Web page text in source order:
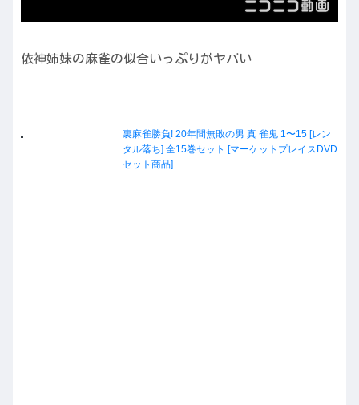
依神姉妹の麻雀の似合いっぷりがヤバい